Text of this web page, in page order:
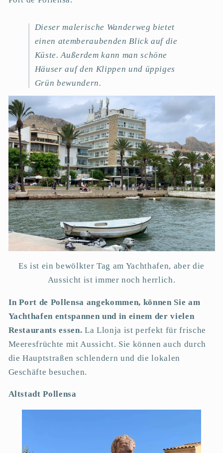
Dieser malerische Wanderweg bietet
einen atemberaubenden Blick auf die
Küste. Außerdem kann man schöne
Häuser auf den Klippen und üppiges
Grün bewundern.
Es ist ein bewölkter Tag am Yachthafen, aber die
Aussicht ist immer noch herrlich.
In Port de Pollensa angekommen, können Sie am
Yachthafen entspannen und in einem der vielen
Restaurants essen. La Llonja ist perfekt für frische
Meeresfrüchte mit Aussicht. Sie können auch durch
die Hauptstraßen schlendern und die lokalen
Geschäfte besuchen.
Altstadt Pollensa